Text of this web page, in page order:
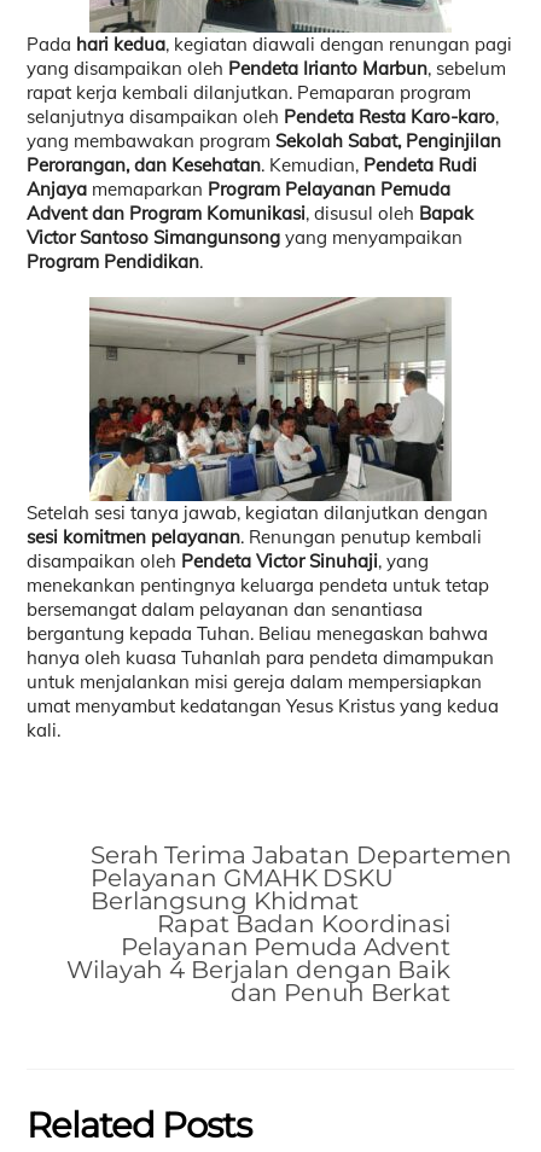
Pada hari kedua, kegiatan diawali dengan renungan pagi
yang disampaikan oleh Pendeta Irianto Marbun, sebelum
rapat kerja kembali dilanjutkan. Pemaparan program
selanjutnya disampaikan oleh Pendeta Resta Karo-karo,
yang membawakan programSekolah Sabat, Penginjilan
Perorangan, dan Kesehatan. Kemudian, Pendeta Rudi
Anjaya memaparkan Program Pelayanan Pemuda
Advent dan Program Komunikasi, disusul oleh Bapak
Victor Santoso Simangunsong yang menyampaikan
Program Pendidikan.
Setelah sesi tanya jawab, kegiatan dilanjutkan dengan
sesi komitmen pelayanan. Renungan penutup kembali
disampaikan oleh Pendeta Victor Sinuhaji, yang
menekankan pentingnya keluarga pendeta untuk tetap
bersemangat dalam pelayanan dan senantiasa
bergantung kepada Tuhan. Beliau menegaskan bahwa
hanya oleh kuasa Tuhanlah para pendeta dimampukan
untuk menjalankan misi gereja dalam mempersiapkan
umat menyambut kedatangan Yesus Kristus yang kedua
kali.
Serah Terima Jabatan Departemen
Pelayanan GMAHK DSKU
Berlangsung Khidmat
Rapat Badan Koordinasi
Pelayanan Pemuda Advent
Wilayah 4 Berjalan dengan Baik
dan Penuh Berkat
Related Posts